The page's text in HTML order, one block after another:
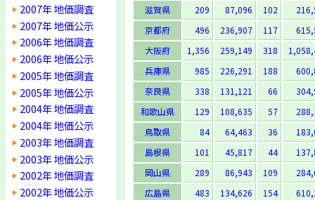
滋賀県
209 87,096 102
京都府
496 236,907 117
大阪府
1,356 259,149 318
兵庫県
985 226,291 188
奈良県
338 131,121 66
和歌山県
129 108,635 57
鳥取県
84 64,463 36
島根県
101 45,817 44
岡山県
289 86,943 109
広島県
483 134,626 154
2007年 地価調査
2007年 地価公示
2006年 地価調査
2006年 地価公示
2005年 地価調査
2005年 地価公示
2004年 地価調査
2004年 地価公示
2003年 地価調査
2003年 地価公示
2002年 地価調査
2002年 地価公示